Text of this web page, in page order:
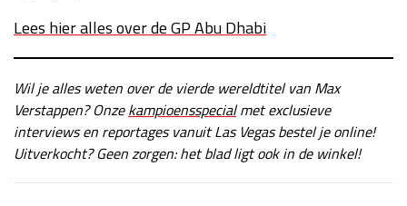
Lees hier alles over de GP Abu Dhabi
Wil je alles weten over de vierde wereldtitel van Max
Verstappen? Onzekampioensspecialmet exclusieve
interviews en reportages vanuit Las Vegas bestel je online!
Uitverkocht? Geen zorgen: het blad ligt ook in de winkel!